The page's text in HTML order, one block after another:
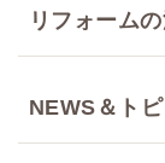
リフォーム
NEWS＆ト